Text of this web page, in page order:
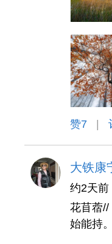
赞7
大铁康
约2天前
花苜蓿//
始能持